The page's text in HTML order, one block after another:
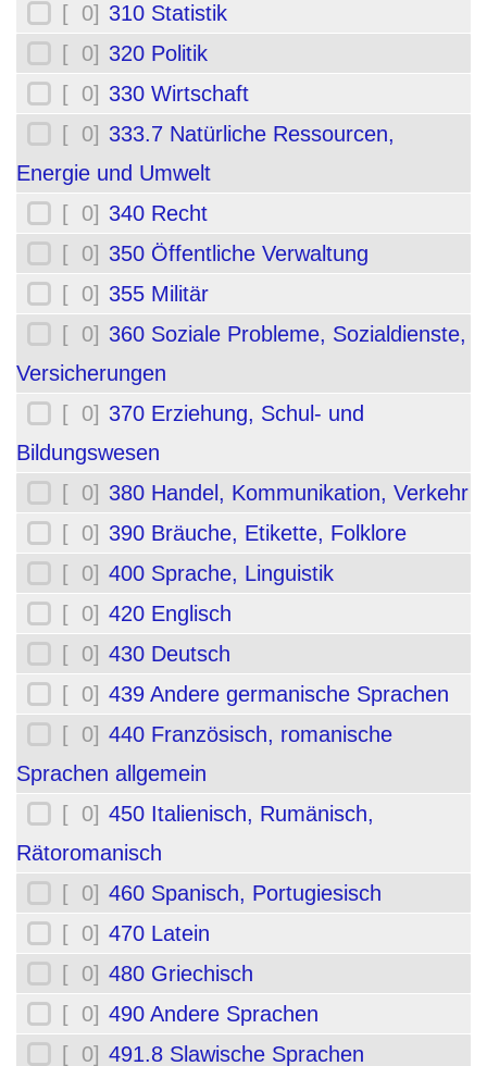
[ 0] 310 Statistik
[ 0] 320 Politik
[ 0] 330 Wirtschaft
[ 0] 333.7 Natürliche Ressourcen,
Energie und Umwelt
[ 0] 340 Recht
[ 0] 350 Öffentliche Verwaltung
[ 0] 355 Militär
[ 0] 360 Soziale Probleme, Sozialdienste,
Versicherungen
[ 0] 370 Erziehung, Schul- und
Bildungswesen
[ 0] 380 Handel, Kommunikation, Verkehr
[ 0] 390 Bräuche, Etikette, Folklore
[ 0] 400 Sprache, Linguistik
[ 0] 420 Englisch
[ 0] 430 Deutsch
[ 0] 439 Andere germanische Sprachen
[ 0] 440 Französisch, romanische
Sprachen allgemein
[ 0] 450 Italienisch, Rumänisch,
Rätoromanisch
[ 0] 460 Spanisch, Portugiesisch
[ 0] 470 Latein
[ 0] 480 Griechisch
[ 0] 490 Andere Sprachen
[ 0] 491.8 Slawische Sprachen